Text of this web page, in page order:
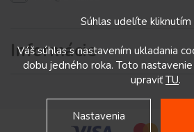
Informácie
Súhlas udelíte kliknutím
Váš súhlas s nastavením ukladania
dobu jedného roka. Toto
upraviťTU.
Nastavenia